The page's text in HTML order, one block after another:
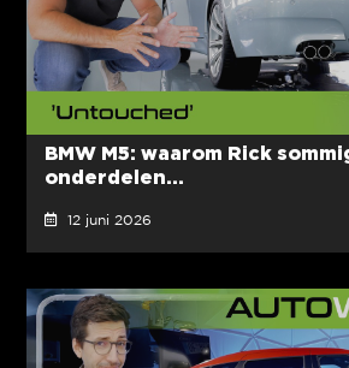
BMW M5: waarom Rick
onderdelen...
12 juni 2026